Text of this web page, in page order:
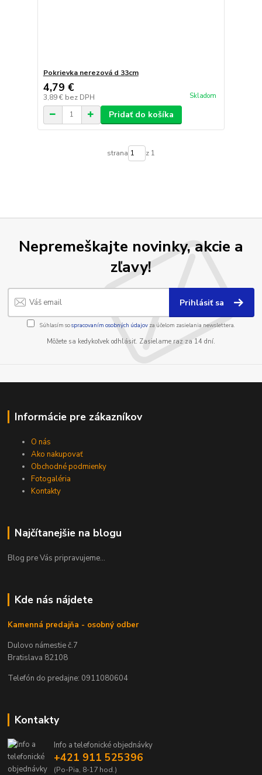
Pokrievka nerezová d 33cm
4,79 €
3,89 € bez DPH Skladom
Pridať do košíka
strana z 1
Nepremeškajte novinky, akcie a
zľavy!
Prihlásiť sa
Súhlasím sospracovaním osobných údajov za účelom zasielania newslettera.
Môžete sa kedykoľvek odhlásiť. Zasielame raz za 14 dní.
Informácie pre zákazníkov
O nás
Ako nakupovať
Obchodné podmienky
Fotogaléria
Kontakty
Najčítanejšie na blogu
Blog pre Vás pripravujeme...
Kde nás nájdete
Kamenná predajňa - osobný odber
Dulovo námestie č.7
Bratislava 82108
Telefón do predajne: 0911080604
Kontakty
Info a telefonické objednávky
+421 911 525396
(Po-Pia, 8-17 hod.)